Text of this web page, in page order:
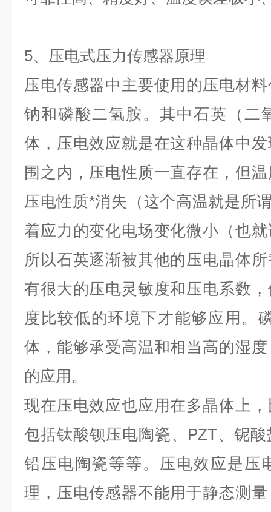
5、压电式压力传感器原理
压电传感器中主要使用的压电材
钠和磷酸二氢胺。其中石英（二
体，压电效应就是在这种晶体中
围之内，压电性质一直存在，但
压电性质*消失（这个高温就是所
着应力的变化电场变化微小（也
所以石英逐渐被其他的压电晶体
有很大的压电灵敏度和压电系数
度比较低的环境下才能够应用。
体，能够承受高温和相当高的湿
的应用。
现在压电效应也应用在多晶体上
包括钛酸钡压电陶瓷、PZT、铌
铅压电陶瓷等等。压电效应是压
理，压电传感器不能用于静态测